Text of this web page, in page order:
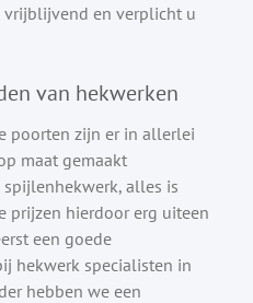
vrijblijvend en verplicht u
van hekwerken
poorten zijn er in allerlei
maat gemaakt
alles is
prijzen hierdoor erg uiteen
een goede
hekwerk specialisten in
hebben we een